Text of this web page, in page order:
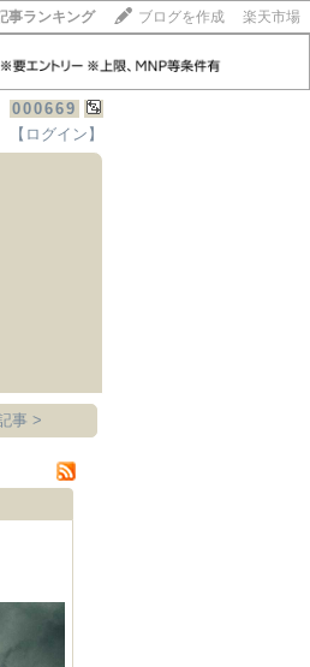
事ランキング ブログを作成 楽天市場
000669
【ログイン】
事 >